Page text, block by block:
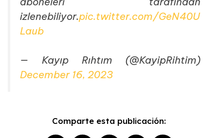
izlenebiliyor.pic.twitter.com/GeN40U
Laub
— Kayıp Rıhtım (@KayipRihtim)
December 16, 2023
Comparte esta publicación: